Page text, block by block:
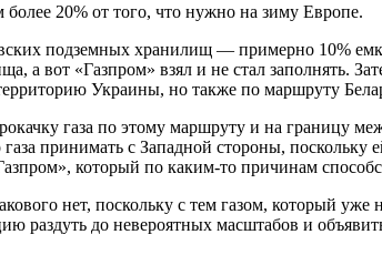
20% от того, что нужно на зиму Европе.
подземных хранилищ — примерно 10%
а вот «Газпром» взял и не стал заполнять.
территорию Украины, но также по маршруту
газа по этому маршруту и на границу
принимать с Западной стороны, поскольку
который по каким-то причинам
нет, поскольку с тем газом, который
раздуть до невероятных масштабов и